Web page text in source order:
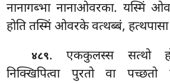
नानागब्भा नानाओवरका. यस्मिं
होति तस्मिं ओवरके वत्थब्बं,
४८९. एककुलस्स सत्थो
निक्खिपित्वा पुरतो वा पच्छतो